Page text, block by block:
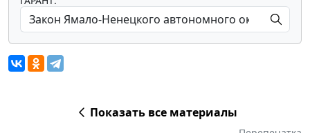
Показать все материалы